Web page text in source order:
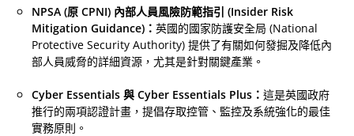
NPSA (原 CPNI) 內部人員風險防範指引 (Insider Risk
Mitigation Guidance)： 英國的國家防護安全局 (National
Protective Security Authority) 提供了有關如何發掘及降低內
部人員威脅的詳細資源，尤其是針對關鍵產業。
Cyber Essentials 與 Cyber Essentials Plus： 這是英國政府
推行的兩項認證計畫，提倡存取控管、監控及系統強化的最佳
實務原則。